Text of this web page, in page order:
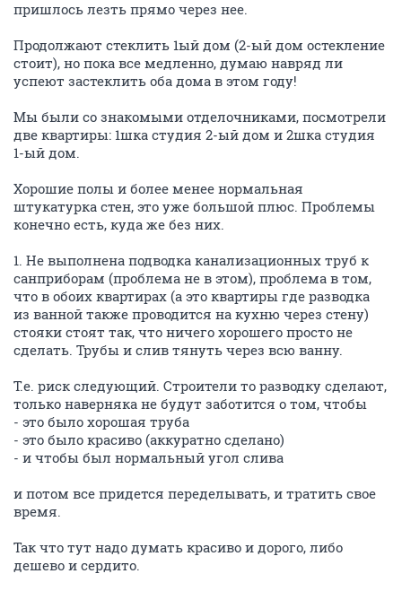
пришлось лезть прямо через нее.
Продолжают стеклить 1ый дом (2-ый дом остекление
стоит), но пока все медленно, думаю навряд ли
успеют застеклить оба дома в этом году!
Мы были со знакомыми отделочниками, посмотрели
две квартиры: 1шка студия 2-ый дом и 2шка студия
1-ый дом.
Хорошие полы и более менее нормальная
штукатурка стен, это уже большой плюс. Проблемы
конечно есть, куда же без них.
1. Не выполнена подводка канализационных труб к
санприборам (проблема не в этом), проблема в том,
что в обоих квартирах (а это квартиры где разводка
из ванной также проводится на кухню через стену)
стояки стоят так, что ничего хорошего просто не
сделать. Трубы и слив тянуть через всю ванну.
Т.е. риск следующий. Строители то разводку сделают,
только наверняка не будут заботится о том, чтобы
- это было хорошая труба
- это было красиво (аккуратно сделано)
- и чтобы был нормальный угол слива
и потом все придется переделывать, и тратить свое
время.
Так что тут надо думать красиво и дорого, либо
дешево и сердито.